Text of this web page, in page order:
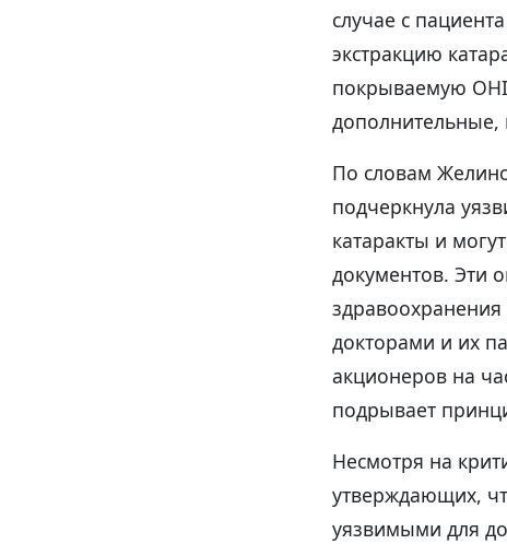
случае с
экстракцию
покрываемую
дополнительные,
По словам
подчеркнула
катаракты и
документов. Эти
докторами и их
акционеров на
подрывает
Несмотря на
утверждающих,
уязвимыми для